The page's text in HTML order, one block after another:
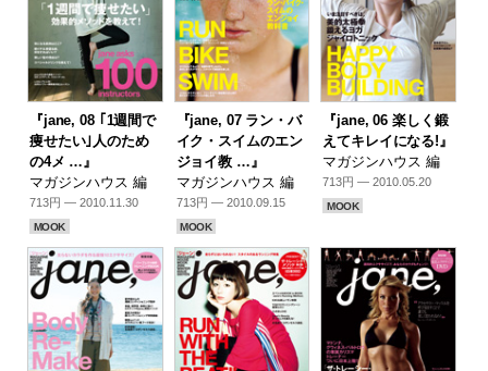
『jane, 08 ｢1週間で
痩せたい｣人のため
の4メ …』
マガジンハウス 編
713円 — 2010.11.30
MOOK
『jane, 07 ラン・バ
イク・スイムのエン
ジョイ教 …』
マガジンハウス 編
713円 — 2010.09.15
MOOK
『jane, 06 楽しく鍛
えてキレイになる!』
マガジンハウス 編
713円 — 2010.05.20
MOOK